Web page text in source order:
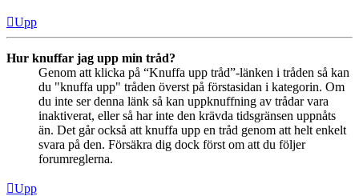
Upp
Hur knuffar jag upp min tråd?
Genom att klicka på “Knuffa upp tråd”-länken i tråden så kan
du "knuffa upp" tråden överst på förstasidan i kategorin. Om
du inte ser denna länk så kan uppknuffning av trådar vara
inaktiverat, eller så har inte den krävda tidsgränsen uppnåts
än. Det går också att knuffa upp en tråd genom att helt enkelt
svara på den. Försäkra dig dock först om att du följer
forumreglerna.
Upp